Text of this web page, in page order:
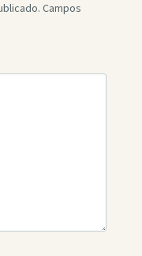
Campos